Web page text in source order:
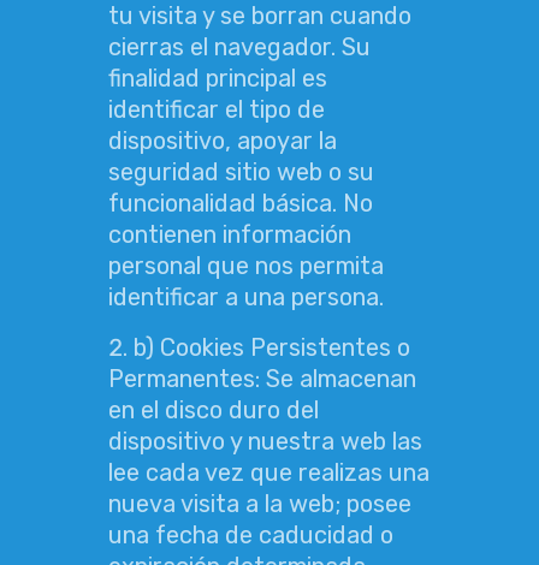
tu visita y se borran cuando
cierras el navegador. Su
finalidad principal es
identificar el tipo de
dispositivo, apoyar la
seguridad sitio web o su
funcionalidad básica. No
contienen información
personal que nos permita
identificar a una persona.
b) Cookies Persistentes o
Permanentes: Se almacenan
en el disco duro del
dispositivo y nuestra web las
lee cada vez que realizas una
nueva visita a la web; posee
una fecha de caducidad o